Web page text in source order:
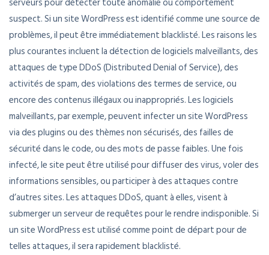
suspect. Si un site WordPress est identifié comme une source de
problèmes, il peut être immédiatement blacklisté. Les raisons les
plus courantes incluent la détection de logiciels malveillants, des
attaques de type DDoS (Distributed Denial of Service), des
activités de spam, des violations des termes de service, ou
encore des contenus illégaux ou inappropriés. Les logiciels
malveillants, par exemple, peuvent infecter un site WordPress
via des plugins ou des thèmes non sécurisés, des failles de
sécurité dans le code, ou des mots de passe faibles. Une fois
infecté, le site peut être utilisé pour diffuser des virus, voler des
informations sensibles, ou participer à des attaques contre
d’autres sites. Les attaques DDoS, quant à elles, visent à
submerger un serveur de requêtes pour le rendre indisponible. Si
un site WordPress est utilisé comme point de départ pour de
telles attaques, il sera rapidement blacklisté.